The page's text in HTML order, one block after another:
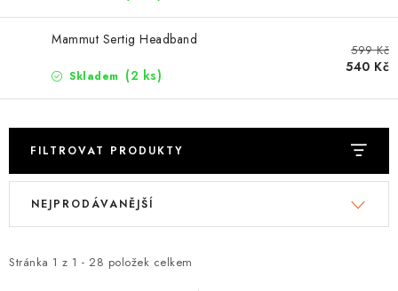
PODLE AKTIVITY
ZNAČKY
Doprava a platba Vše o nákupu Kontakty
Poradna
O nás
Blog
Mammut Sertig Headband
Skladem (2 ks)
599 Kč
540 Kč
FILTROVAT PRODUKTY
V
i
Stránka 1 z 1 - 28 položek celkem
Ř
e
NEJPRODÁVANĚJŠÍ